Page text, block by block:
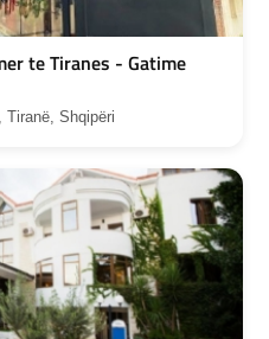
te Tiranes - Gatime
Tiranë, Shqipëri